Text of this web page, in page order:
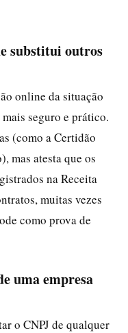
substitui outros
online da situação
seguro e prático.
(como a Certidão
mas atesta que os
na Receita
muitas vezes
como prova de
uma empresa
o CNPJ de qualquer